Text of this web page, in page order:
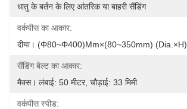
धातु के बर्तन के लिए आंतरिक या बाहरी सैंडिंग
वर्कपीस का आकार:
दीया। (φ80~φ400)mm×(80~350mm) (Dia.×H)
सैंडिंग बेल्ट का आकार:
मैक्स। लंबाई: 50 मीटर, चौड़ाई: 33 मिमी
वर्कपीस स्पीड: